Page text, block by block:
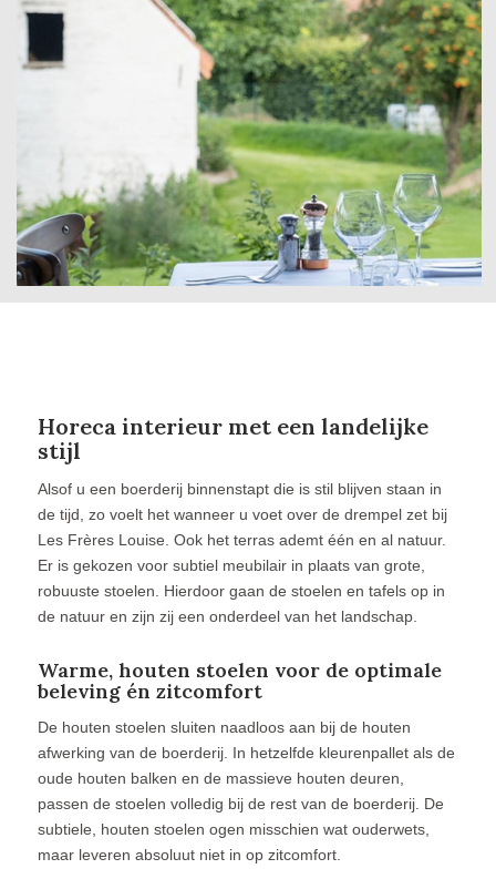
Horeca interieur met een landelijke
stijl
Alsof u een boerderij binnenstapt die is stil blijven staan in
de tijd, zo voelt het wanneer u voet over de drempel zet bij
Les Frères Louise. Ook het terras ademt één en al natuur.
Er is gekozen voor subtiel meubilair in plaats van grote,
robuuste stoelen. Hierdoor gaan de stoelen en tafels op in
de natuur en zijn zij een onderdeel van het landschap.
Warme, houten stoelen voor de optimale
beleving én zitcomfort
De houten stoelen sluiten naadloos aan bij de houten
afwerking van de boerderij. In hetzelfde kleurenpallet als de
oude houten balken en de massieve houten deuren,
passen de stoelen volledig bij de rest van de boerderij. De
subtiele, houten stoelen ogen misschien wat ouderwets,
maar leveren absoluut niet in op zitcomfort.